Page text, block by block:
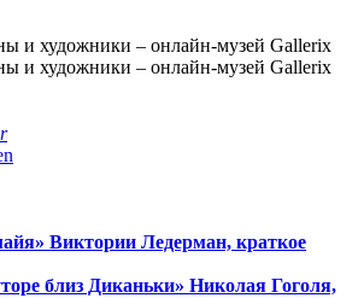
Виктории Ледерман, краткое
близ Диканьки» Николая Гоголя,